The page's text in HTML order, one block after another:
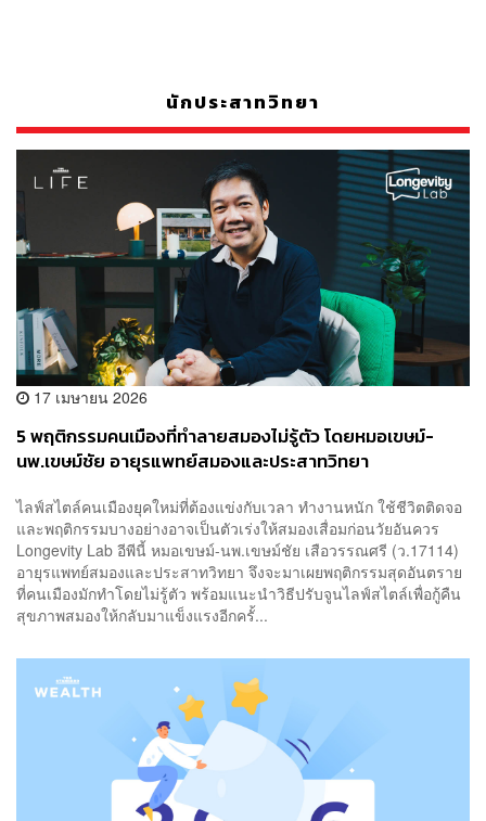
นักประสาทวิทยา
17 เมษายน 2026
5 พฤติกรรมคนเมืองที่ทำลายสมองไม่รู้ตัว โดยหมอเขษม์-
นพ.เขษม์ชัย อายุรแพทย์สมองและประสาทวิทยา
ไลฟ์สไตล์คนเมืองยุคใหม่ที่ต้องแข่งกับเวลา ทำงานหนัก ใช้ชีวิตติดจอ
และพฤติกรรมบางอย่างอาจเป็นตัวเร่งให้สมองเสื่อมก่อนวัยอันควร
Longevity Lab อีพีนี้ หมอเขษม์-นพ.เขษม์ชัย เสือวรรณศรี (ว.17114)
อายุรแพทย์สมองและประสาทวิทยา จึงจะมาเผยพฤติกรรมสุดอันตราย
ที่คนเมืองมักทำโดยไม่รู้ตัว พร้อมแนะนำวิธีปรับจูนไลฟ์สไตล์เพื่อกู้คืน
สุขภาพสมองให้กลับมาแข็งแรงอีกครั้...